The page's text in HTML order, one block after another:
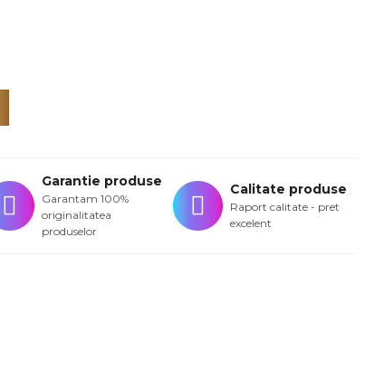
Garantie produse
Garantam 100%
originalitatea
produselor
Calitate produse
Raport calitate - pret
excelent